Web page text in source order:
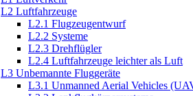
L2 Luftfahrzeuge
L2.1 Flugzeugentwurf
L2.2 Systeme
L2.3 Drehflügler
L2.4 Luftfahrzeuge leichter als Luft
L3 Unbemannte Fluggeräte
L3.1 Unmanned Aerial Vehicles